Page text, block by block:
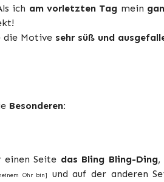
ich am vorletzten Tag mein
die Motive sehr süß und
Besonderen:
einen Seite das Bling Bling-Ding,
Ohr bin] und auf der anderen